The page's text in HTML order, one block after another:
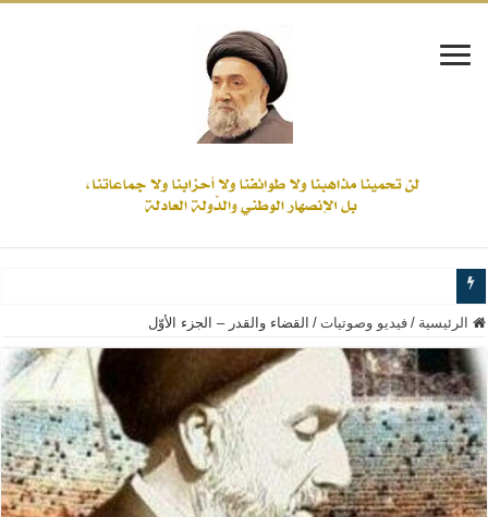
www.alamine.net
مواقف وآراء العلاّمة السيد علي الأمين من الأحداث والقضايا - اضغط للاطلاع
إذا كان التسنن هو الإيمان بسنة رسول الله ( صلى الله عليه وآله) فكلّ
علاقات المذاهب والأديان لا يجوز أن تكون على حساب الأوطان
لن تحمينا مذاهبنا ولا طوائفنا ولا أحزابنا ولا جماعاتنا، بل الإنصهار الوطني والدولة
المذاهب ليست قدرًا لا يمكن تجاوزه
الرئيسية / فيديو وصوتيات / القضاء والقدر – الجزء الأوّل